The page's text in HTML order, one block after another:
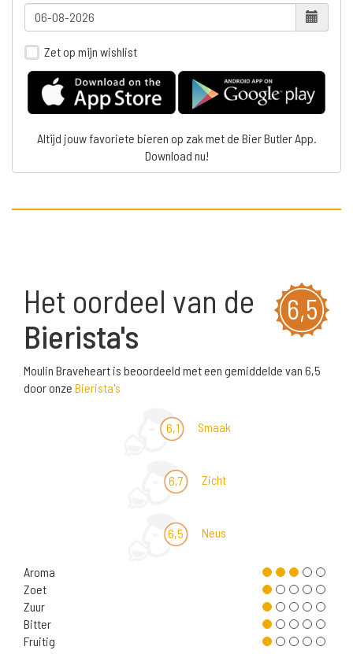
Zet op mijn wishlist
Altijd jouw favoriete bieren op zak met de Bier Butler App.
Download nu!
6,5
Het oordeel van de
Bierista's
Moulin Braveheart is beoordeeld met een gemiddelde van 6,5
door onze Bierista's
6,1 Smaak
6,7 Zicht
6,5 Neus
Aroma
Zoet
Zuur
Bitter
Fruitig